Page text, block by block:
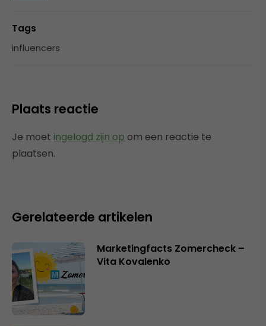
Tags
influencers
Plaats reactie
Je moet ingelogd zijn op om een reactie te
plaatsen.
Gerelateerde artikelen
Marketingfacts Zomercheck –
Vita Kovalenko